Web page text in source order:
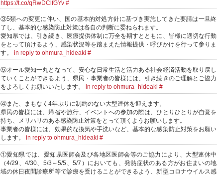
https://t.co/qRwDClfGYv #
③5類への変更に伴い、国の基本的対処方針に基づき実施してきた要請は一旦終
了し、基本的な感染防止対策は各自の判断に委ねられます。
愛知県では、引き続き、医療提供体制に万全を期すとともに、皆様に適切な行動
をとって頂けるよう、感染状況等を踏まえた情報提供・呼びかけを行って参りま
す。 in reply to ohmura_hideaki #
⑤オール愛知一丸となって、安心な日常生活と活力ある社会経済活動を取り戻し
ていくことができるよう、県民・事業者の皆様には、引き続きのご理解とご協力
をよろしくお願いいたします。 in reply to ohmura_hideaki #
④また、まもなく4年ぶりに制約のない大型連休を迎えます。
県民の皆様には、帰省や旅行、イベントへの参加の際は、ひとりひとりが自覚を
持ち、メリハリのある感染防止対策をとって頂くようお願いします。
事業者の皆様には、効果的な換気や手洗いなど、基本的な感染防止対策をお願い
します。 in reply to ohmura_hideaki #
①愛知県では、愛知県医師会及び各地区医師会等のご協力により、大型連休中
（4/29、4/30、5/3～5/5、5/7）においても、発熱症状のある方がお住まいの地
域の休日夜間診療所等で診療を受けることができるよう、新型コロナウイルス感